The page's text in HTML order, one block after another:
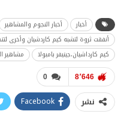
أخبار أخبار النجوم والمشاهير
أنفقت ثروة لتشبه كيم كاردشيان وأخرى
كيم كارداشيان،جينيفر بامبولا
مشاهير
0 8٬646
نشر Facebook